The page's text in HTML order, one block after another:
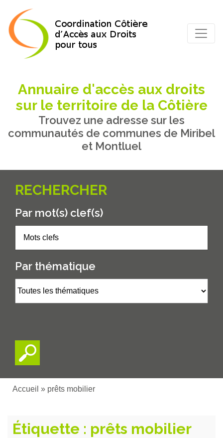
Annuaire d'accès aux droits
sur le territoire de la Côtière
Trouvez une adresse sur les
communautés de communes de Miribel
et Montluel
RECHERCHER
Par mot(s) clef(s)
Par thématique
Accueil » prêts mobilier
Étiquette : prêts mobilier